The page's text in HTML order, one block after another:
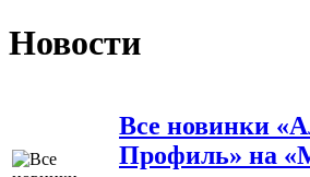
Новости
Все новинки
Профиль» на